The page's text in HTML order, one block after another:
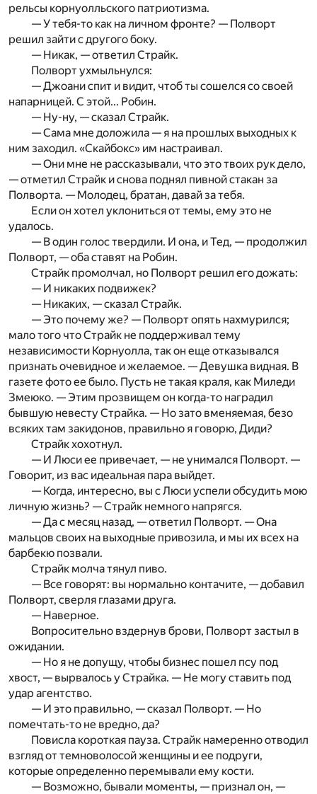
рельсы корнуолльского патрио­тизма.
— У тебя-то как на личном фронте? — Полворт
решил зайти с другого боку.
— Никак, — ответил Страйк.
Полворт ухмыльнулся:
— Джоани спит и видит, чтоб ты сошелся со своей
напарницей. С этой... Робин.
— Ну-ну, — сказал Страйк.
— Сама мне доложила — я на прошлых выходных к
ним заходил. «Скайбокс» им настраивал.
— Они мне не рассказывали, что это твоих рук дело,
— отметил Страйк и снова поднял пивной стакан за
Полворта. — Молодец, братан, давай за тебя.
Если он хотел уклониться от темы, ему это не
удалось.
— В один голос твердили. И она, и Тед, — продолжил
Полворт, — оба ставят на Робин.
Страйк промолчал, но Полворт решил его дожать:
— И никаких подвижек?
— Никаких, — сказал Страйк.
— Это почему же? — Полворт опять нахмурился;
мало того что Страйк не поддерживал тему
независимости Корнуолла, так он еще отказывался
признать очевидное и желаемое. — Девушка видная. В
газете фото ее было. Пусть не такая краля, как Миледи
Змеюко. — Этим прозвищем он когда-то наградил
бывшую невесту Страйка. — Но зато вменяемая, безо
всяких там закидонов, правильно я говорю, Диди?
Страйк хохотнул.
— И Люси ее привечает, — не унимался Полворт. —
Говорит, из вас идеальная пара выйдет.
— Когда, интересно, вы с Люси успели обсудить мою
личную жизнь? — Страйк немного напрягся.
— Да с месяц назад, — ответил Полворт. — Она
мальцов своих на выходные привозила, и мы их всех на
барбекю позвали.
Страйк молча тянул пиво.
— Все говорят: вы нормально контачите, — добавил
Полворт, сверля глазами друга.
— Наверное.
Вопросительно вздернув брови, Полворт застыл в
ожидании.
— Но я не допущу, чтобы бизнес пошел псу под
хвост, — вы­рвалось у Страйка. — Не могу ставить под
удар агентство.
— И это правильно, — сказал Полворт. — Но
помечтать-то не вредно, да?
Повисла короткая пауза. Страйк намеренно отводил
взгляд от темноволосой женщины и ее подруги,
которые определенно перемывали ему кости.
— Возможно, бывали моменты, — признал он, —